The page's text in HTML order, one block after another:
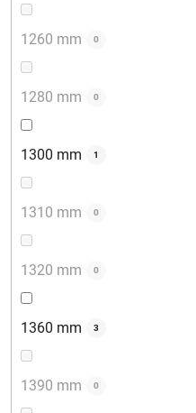
1260 mm 0
1280 mm 0
1300 mm 1
1310 mm 0
1320 mm 0
1360 mm 3
1390 mm 0